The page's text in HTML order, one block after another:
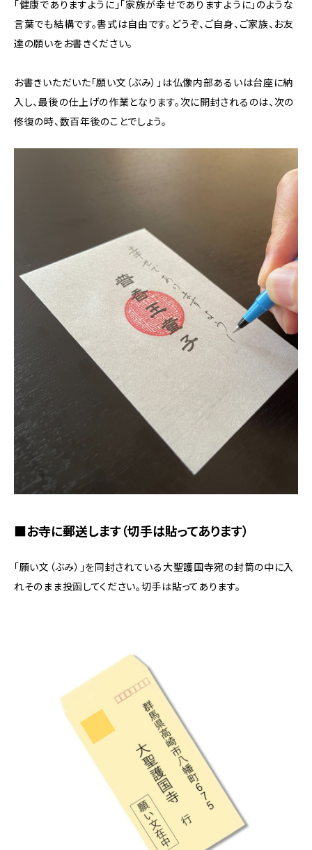
「健康でありますように」「家族が幸せでありますように」のような
言葉でも結構です。書式は自由です。どうぞ、ご自身、ご家族、お友
達の願いをお書きください。
お書きいただいた「願い文（ぶみ）」は仏像内部あるいは台座に納
入し、最後の仕上げの作業となります。次に開封されるのは、次の
修復の時、数百年後のことでしょう。
■お寺に郵送します（切手は貼ってあります）
「願い文（ぶみ）」を同封されている大聖護国寺宛の封筒の中に入
れそのまま投函してください。切手は貼ってあります。